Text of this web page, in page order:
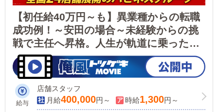
【初任給40万円～も】異業種からの転職
成功例！～安田の場合～未経験からの挑
戦で主任へ昇格。人生が軌道に乗った！
初期費用無料の個人寮あり/賞与年最大4
回/昇給昇格・年最大4回【アルバイト同
時募集中1,300円～】
給与
店舗スタッフ
月給400,000円～ 時給1,300円～